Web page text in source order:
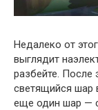
Недалеко от
выглядит
разбейте. После
светящийся шар
еще один шар —